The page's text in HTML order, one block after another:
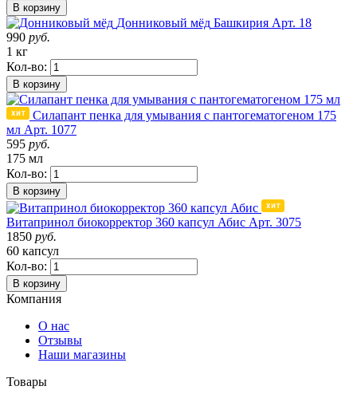
В корзину
Донниковый мёд Башкирия Арт. 18
990 руб.
1 кг
Кол-во:
В корзину
Силапант пенка для умывания с пантогематогеном 175
мл Арт. 1077
595 руб.
175 мл
Кол-во:
В корзину
Витапринол биокорректор 360 капсул Абис Арт. 3075
1850 руб.
60 капсул
Кол-во:
В корзину
Компания
О нас
Отзывы
Наши магазины
Товары